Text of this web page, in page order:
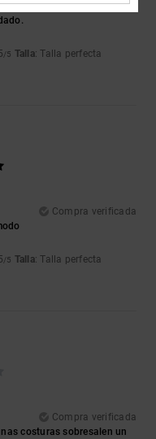
de una calidad
/5 Talla: Talla perfecta
Compra verificada
/5 Talla: Talla perfecta
Compra verificada
costuras sobresalen un